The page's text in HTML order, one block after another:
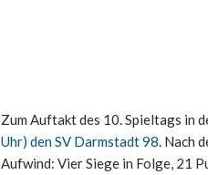
Zum Auftakt des 10. Spieltags in
Uhr) den SV Darmstadt 98. Nach
Aufwind: Vier Siege in Folge, 21